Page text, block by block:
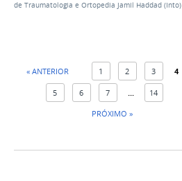
de Traumatologia e Ortopedia Jamil Haddad (Into)
« ANTERIOR 1 2 3 4
5 6 7 ...
14
PRÓXIMO »